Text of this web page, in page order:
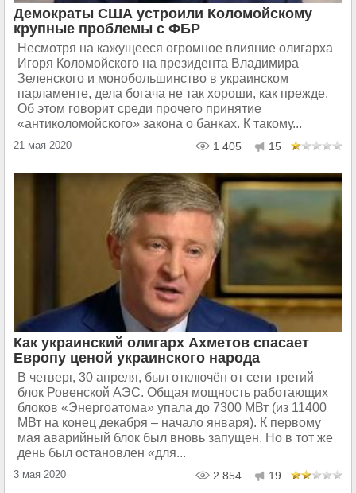
Демократы США устроили Коломойскому
крупные проблемы с ФБР
Несмотря на кажущееся огромное влияние олигарха
Игоря Коломойского на президента Владимира
Зеленского и монобольшинство в украинском
парламенте, дела богача не так хороши, как прежде.
Об этом говорит среди прочего принятие
«антиколомойского» закона о банках. К такому...
21 мая 2020 1 405 15
Как украинский олигарх Ахметов спасает
Европу ценой украинского народа
В четверг, 30 апреля, был отключён от сети третий
блок Ровенской АЭС. Общая мощность работающих
блоков «Энергоатома» упала до 7300 МВт (из 11400
МВт на конец декабря – начало января). К первому
мая аварийный блок был вновь запущен. Но в тот же
день был остановлен «для...
3 мая 2020 2 854 19